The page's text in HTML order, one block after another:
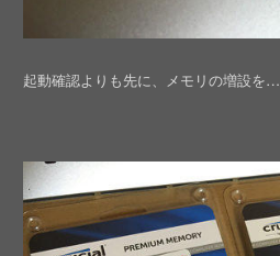
起動確認よりも先に、メモリの増設を…